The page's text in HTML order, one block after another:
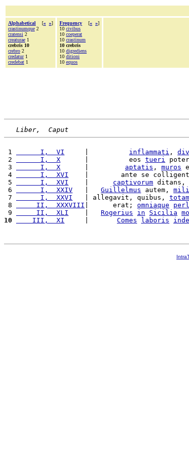
Alphabetical [« »]
crastinumque 2
cratensi 2
creaturae 1
crebris 10
crebro 2
credatur1
credebat 1
Frequency [« »]
10 civibus
10 coeperat
10 crastinum
10 crebris
10 digrediens
10 ditioni
10 equos
Liber,  Caput
1
      I,  VI
inflammati ,
2
      I,  X
      |          eos
tueri
3
      I,  X
aptatis , muros
4
      I,  XVI
|        ante se
5
      I,  XVI
captivorum ditans,
6
      I,  XXIV
Guillelmus autem,
7
      I,  XXVI
   | allegavit, quibus,
totam
8
     II,  XXXVIII
|      erat; omniaque
9
     II,  XLI
Rogerius in Sicilia
10
    III,  XI
Comes laboris